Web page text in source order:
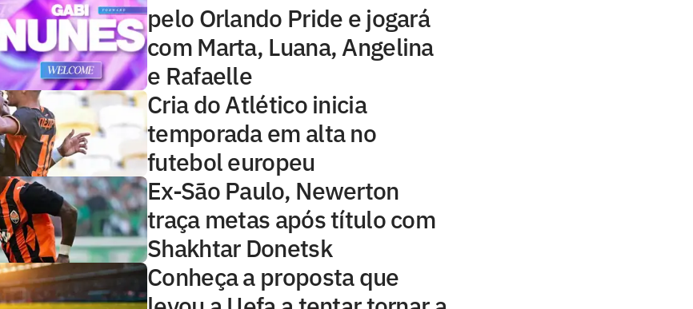
pelo Orlando Pride e jogará
com Marta, Luana, Angelina
e Rafaelle
Cria do Atlético inicia
temporada em alta no
futebol europeu
Ex-São Paulo, Newerton
traça metas após título com
Shakhtar Donetsk
Conheça a proposta que